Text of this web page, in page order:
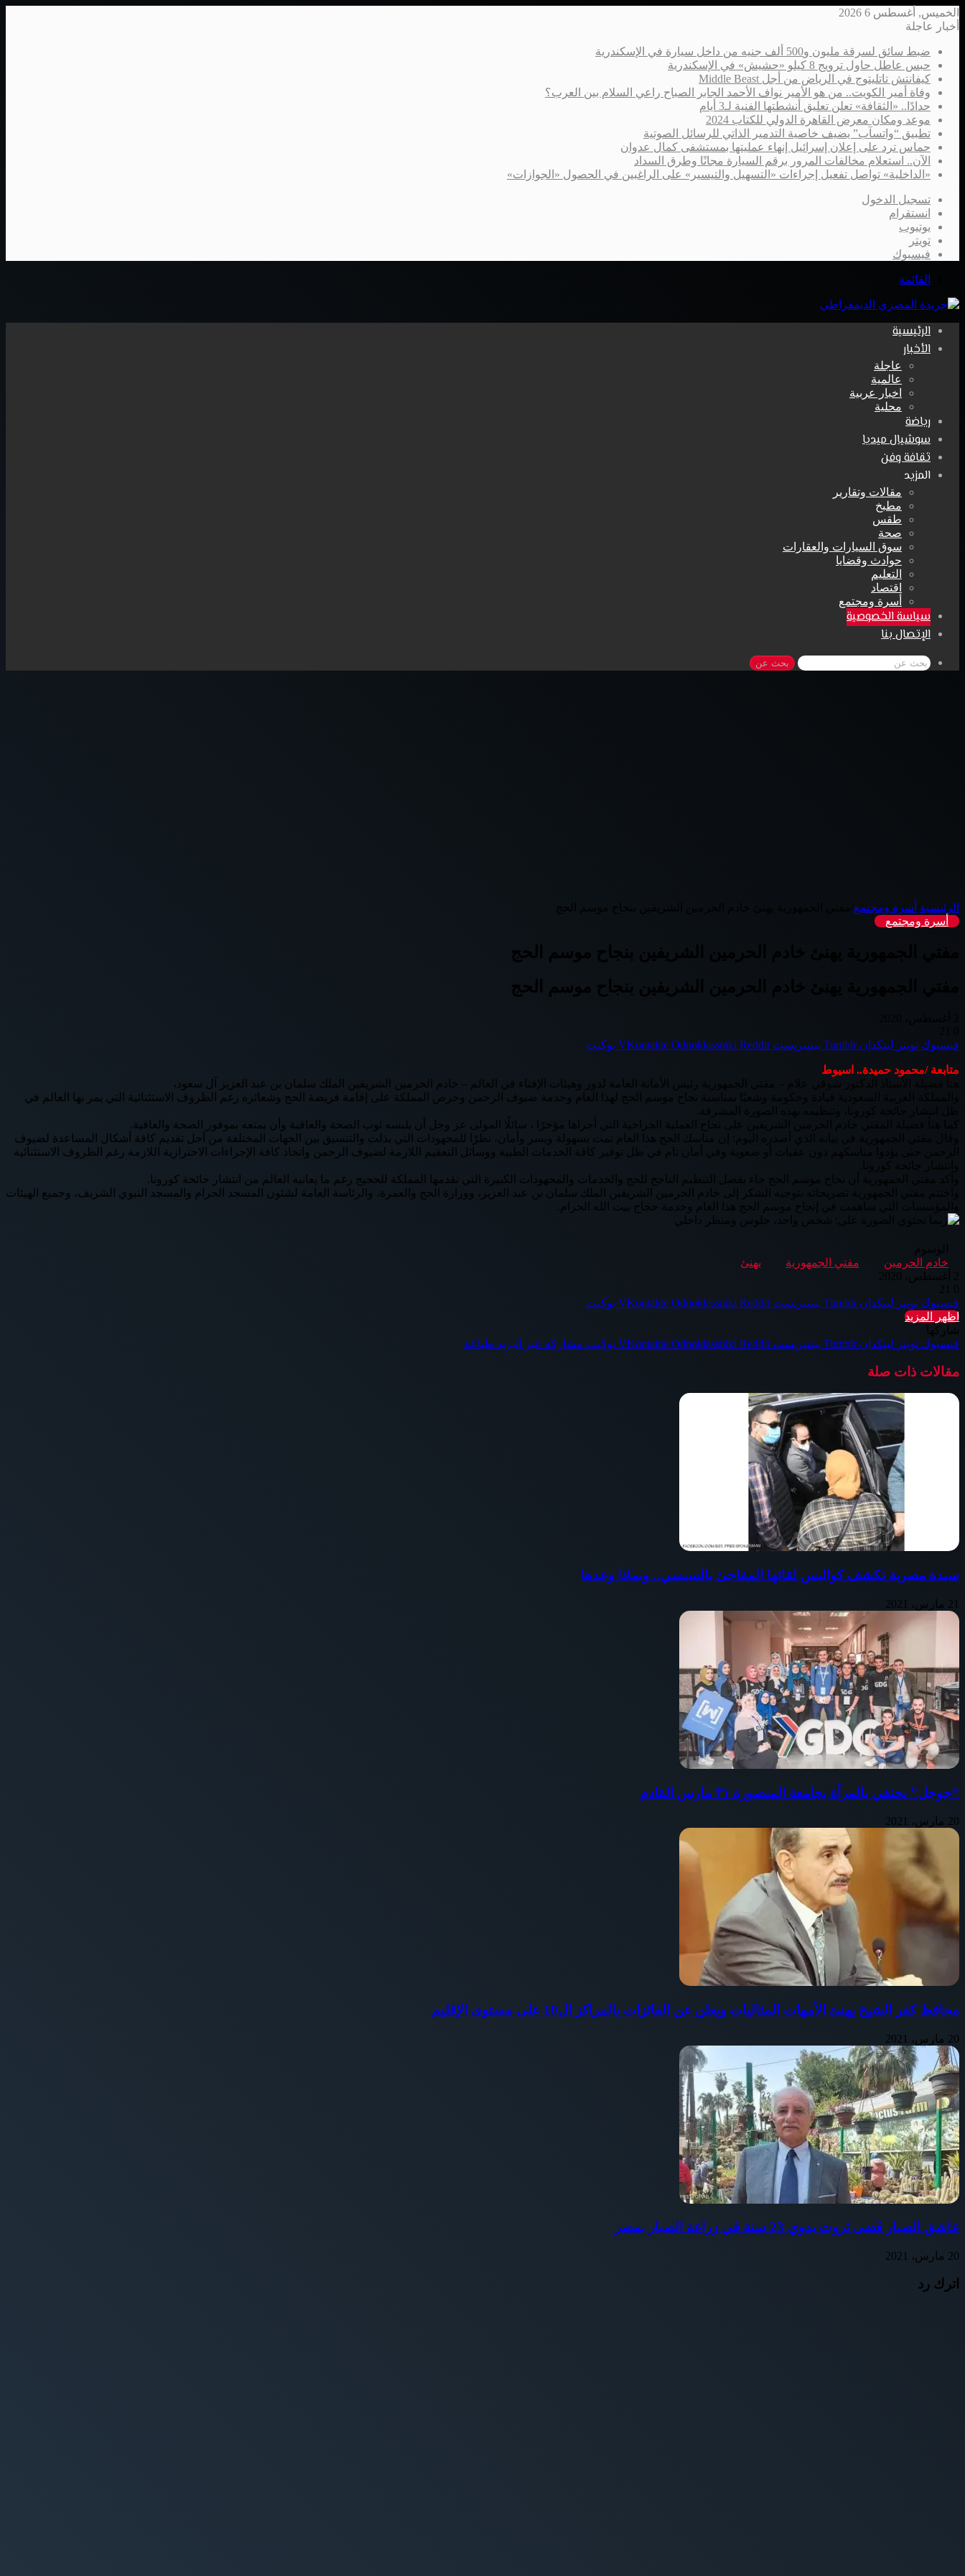
الخميس, أغسطس 6 2026
أخبار عاجلة
ضبط سائق لسرقة مليون و500 ألف جنيه من داخل سيارة في الإسكندرية
حبس عاطل حاول ترويج 8 كيلو «حشيش» في الإسكندرية
كيفانتش تاتليتوج في الرياض من أجل Middle Beast
وفاة أمير الكويت.. من هو الأمير نواف الأحمد الجابر الصباح راعي السلام بين العرب؟
حدادًا.. «الثقافة» تعلن تعليق أنشطتها الفنية لـ3 أيام
موعد ومكان معرض القاهرة الدولي للكتاب 2024
تطبيق “واتسآب” يضيف خاصية التدمير الذاتي للرسائل الصوتية
حماس ترد على إعلان إسرائيل إنهاء عمليتها بمستشفى كمال عدوان
الآن.. استعلام مخالفات المرور برقم السيارة مجانًا وطرق السداد
«الداخلية» تواصل تفعيل إجراءات «التسهيل والتيسير» على الراغبين في الحصول «الجوازات»
تسجيل الدخول
انستقرام
يوتيوب
تويتر
فيسبوك
القائمة
الرئيسية
الأخبار
عاجلة
عالمية
اخبار عربية
محلية
رياضة
سوشيال ميديا
ثقافة وفن
المزيد
مقالات وتقارير
مطبخ
طقس
صحة
سوق السيارات والعقارات
حوادث وقضايا
التعليم
اقتصاد
أسرة ومجتمع
سياسة الخصوصية
الإتصال بنا
بحث عن
الرئيسية أسرة ومجتمع
أسرة ومجتمع
مفتي الجمهورية يهنئ خادم الحرمين الشريفين بنجاح موسم الحج
مفتي الجمهورية يهنئ خادم الحرمين الشريفين بنجاح موسم الحج
فيسبوك تويتر لينكدإن بينتيريست Odnoklassniki بوكيت
متابعة /محمود حميدة.. اسيوط
هنأ فضيلة الأستاذ الدكتور شوقي علام – مفتي الجمهورية رئيس الأمانة العامة لدور وهيئات الإفتاء في العالم – خادم الحرمين الشريفين الملك سلمان بن عبد العزيز آل سعود،
والمملكة العربية السعودية قيادة وحكومة وشعبًا بمناسبة نجاح موسم الحج لهذا العام وخدمة ضيوف الرحمن وحرص المملكة على إقامة فريضة الحج وشعائره رغم الظروف الاستثنائية التي يمر بها العالم في
ظل انتشار جائحة كورونا، وتنظيمه بهذه الصورة المشرفة.
كما هنأ فضيلة المفتي خادم الحرمين الشريفين على نجاح العملية الجراحية التي أجراها مؤخرًا ، سائلًا المولى عز وجل أن يلبسه ثوب الصحة والعافية وأن يمتعه بموفور الصحة والعافية.
وقال مفتي الجمهورية في بيانه الذي أصدره اليوم: إن مناسك الحج هذا العام تمت بسهولة ويسر وأمان، نظرًا للمجهودات التي بذلت والتنسيق بين الجهات المختلفة من أجل تقديم كافة أشكال المساعدة لضيوف
الرحمن حتى يؤدوا مناسكهم دون عقبات أو صعوبة وفي أمان تام في ظل توفير كافة الخدمات الطبية ووسائل التعقيم اللازمة لضيوف الرحمن واتخاذ كافة الإجراءات الاحترازية اللازمة رغم الظروف الاستثنائية
وأكد مفتي الجمهورية أن نجاح موسم الحج جاء بفضل التنظيم الناجح للحج والخدمات والمجهودات الكبيرة التي تقدمها المملكة للحجيج رغم ما يعانيه العالم من انتشار جائحة كورونا.
واختتم مفتي الجمهورية تصريحاته بتوجيه الشكر إلى خادم الحرمين الشريفين الملك سلمان بن عبد العزيز، ووزارة الحج والعمرة، والرئاسة العامة لشئون المسجد الحرام والمسجد النبوي الشريف، وجميع الهيئات
والمؤسسات التي ساهمت في إنجاح موسم الحج هذا العام وخدمة حجاج بيت الله الحرام.
خادم الحرمين
مفتي الجمهورية
يهنئ
فيسبوك تويتر لينكدإن بينتيريست Odnoklassniki
بوكيت
اظهر المزيد
شاركها
فيسبوك تويتر لينكدإن بينتيريست Odnoklassniki بوكيت مشاركة عبر البريد طباعة
مقالات ذات صلة
سيدة مصرية تكشف كواليس لقائها المفاجئ بالسيسي.. وبماذا وعدها
21 مارس، 2021
“جوجل” يحتفي بالمرأة بجامعة المنصورة ٣١ مارس القادم
20 مارس، 2021
محافظ كفر الشيخ يهنئ الأمهات المثاليات ويعلن عن الفائزات بالمراكز ال10 على مستوى الإقليم
20 مارس، 2021
عاشق الصبار قضى ثروت بدوي 23 سنة في زراعة الصبار بمصر
20 مارس، 2021
اترك رد